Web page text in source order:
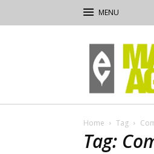
Macchine
Agricole
Home Tag
Tag: